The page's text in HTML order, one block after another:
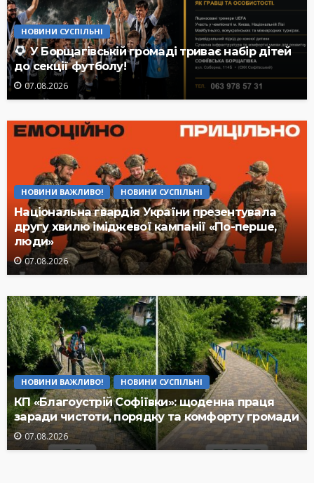
НОВИНИ СУСПІЛЬНІ
У Борщагівській громаді триває набір дітей
до секції футболу!
07.08.2026
НОВИНИ ВАЖЛИВО! НОВИНИ СУСПІЛЬНІ
Національна гвардія України презентувала
другу хвилю іміджевої кампанії «По-перше,
люди»
07.08.2026
НОВИНИ ВАЖЛИВО! НОВИНИ СУСПІЛЬНІ
КП «Благоустрій Софіївки»: щоденна праця
заради чистоти, порядку та комфорту громади
07.08.2026